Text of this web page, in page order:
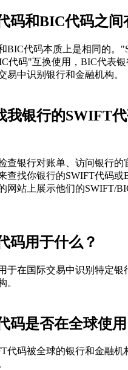
码和BIC代码之间
BIC代码本质上是相同的。
代码"互换使用，BIC代表
易中识别银行和金融机构。
我银行的SWIFT
查银行对账单、访问银行的
查找你银行的SWIFT代码或
网站上展示他们的SWIFT/
码用于什么？
于在国际交易中识别特定银
。
码是否在全球使用
代码被全球的银行和金融机